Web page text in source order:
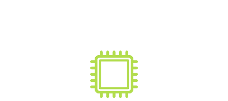
Pannelli bordo macchina, computer palmari per la